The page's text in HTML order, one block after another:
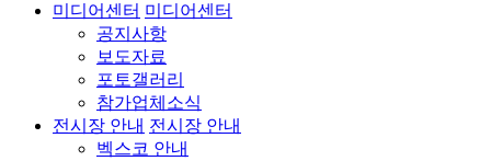
미디어센터 미디어센터
공지사항
보도자료
포토갤러리
참가업체소식
전시장 안내 전시장 안내
벡스코 안내